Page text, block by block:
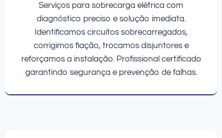
Serviços para sobrecarga elétrica com
diagnóstico preciso e solução imediata.
Identificamos circuitos sobrecarregados,
corrigimos fiação, trocamos disjuntores e
reforçamos a instalação. Profissional certificado
garantindo segurança e prevenção de falhas.